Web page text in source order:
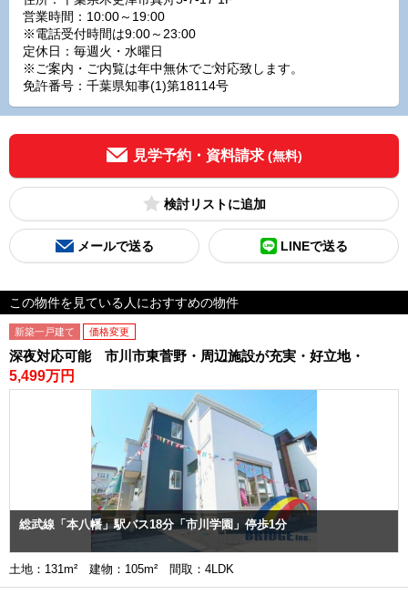
営業時間：10:00～19:00
※電話受付時間は9:00～23:00
定休日：毎週火・水曜日
※ご案内・ご内覧は年中無休でご対応致します。
免許番号：千葉県知事(1)第18114号
見学予約・資料請求 (無料)
検討リスト
メールで送る LINEで送る
この物件を見ている人におすすめの物件
新築一戸建て 価格変更
深夜対応可能 市川市東菅野・周辺施設が充実・好立地・
5,499万円
総武線「本八幡」駅バス18分「市川学園」停歩1分
土地：131m² 建物：105m² 間取：4LDK